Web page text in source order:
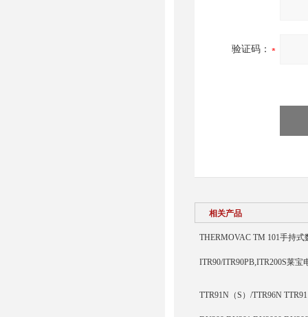
验证码：
相关产品
THERMOVAC TM 101手持
ITR90/ITR90PB,ITR200S莱宝
TTR91N（S）/TTR96N